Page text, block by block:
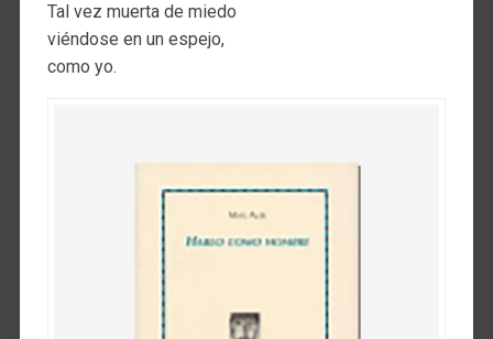
Tal vez muerta de miedo
viéndose en un espejo,
como yo.